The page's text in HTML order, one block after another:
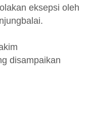
eksepsi oleh
disampaikan